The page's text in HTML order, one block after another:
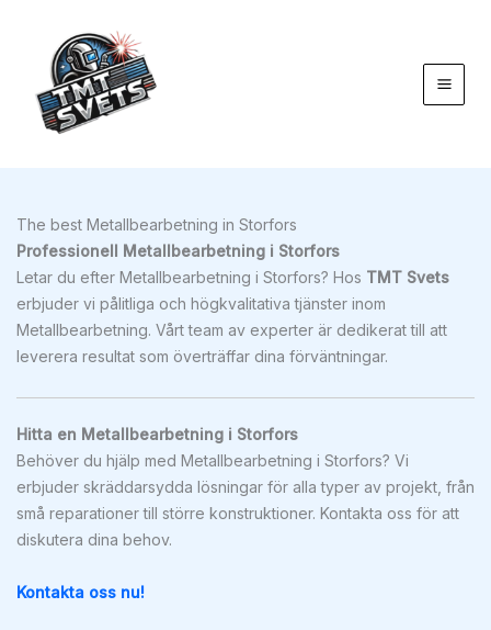
innehåll
The best Metallbearbetning in Storfors
Professionell Metallbearbetning i Storfors
Letar du efter Metallbearbetning i Storfors? Hos TMT Svets
erbjuder vi pålitliga och högkvalitativa tjänster inom
Metallbearbetning. Vårt team av experter är dedikerat till att
leverera resultat som överträffar dina förväntningar.
Hitta en Metallbearbetning i Storfors
Behöver du hjälp med Metallbearbetning i Storfors? Vi
erbjuder skräddarsydda lösningar för alla typer av projekt, från
små reparationer till större konstruktioner. Kontakta oss för att
diskutera dina behov.
Kontakta oss nu!